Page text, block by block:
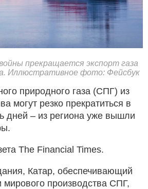
прекращается экспорт газа
Иллюстративное фото: Фейсбук
природного газа (СПГ) из
могут резко прекратиться в
дней – из региона уже вышли
The Financial Times.
Катар, обеспечивающий
мирового производства СПГ,